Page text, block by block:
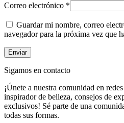
Correo electrónico *
Guardar mi nombre, correo
navegador para la próxima vez que
Sigamos en contacto
¡Únete a nuestra comunidad en
inspirador de belleza, consejos de
exclusivos! Sé parte de una
todas sus formas.